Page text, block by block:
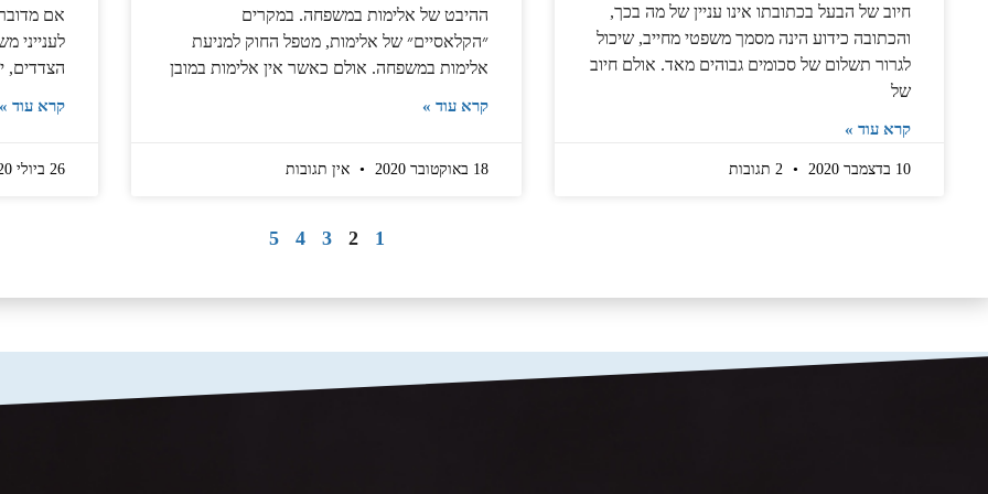
חיוב של הבעל בכתובתו אינו עניין של מה בכך,
והכתובה כידוע הינה מסמך משפטי מחייב, שיכול
לגרור תשלום של סכומים גבוהים מאד. אולם חיוב
של
קרא עוד »
10 בדצמבר 2020
ההיבט של אלימות במשפחה. במקרים
״הקלאסיים״ של אלימות, מטפל החוק למניעת
אלימות במשפחה. אולם כאשר אין אלימות במובן
קרא עוד »
18 באוקטובר 2020 אין תגובות
אם
לענייני
הצדדים,
קרא עוד »
26 ביולי 2020
1
2
3
4
5